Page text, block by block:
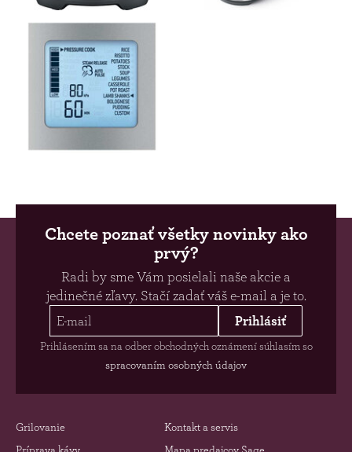
Chcete poznať všetky novinky ako
prvý?
Radi by sme Vám posielali naše akcie a
jedinečné zľavy. Stačí zadať váš e-mail a je to.
Prihlásiť
Prihlásením sa na odber obchodných oznámení súhlasím so
spracovaním osobných údajov
Grilovanie
Kontakt a servis